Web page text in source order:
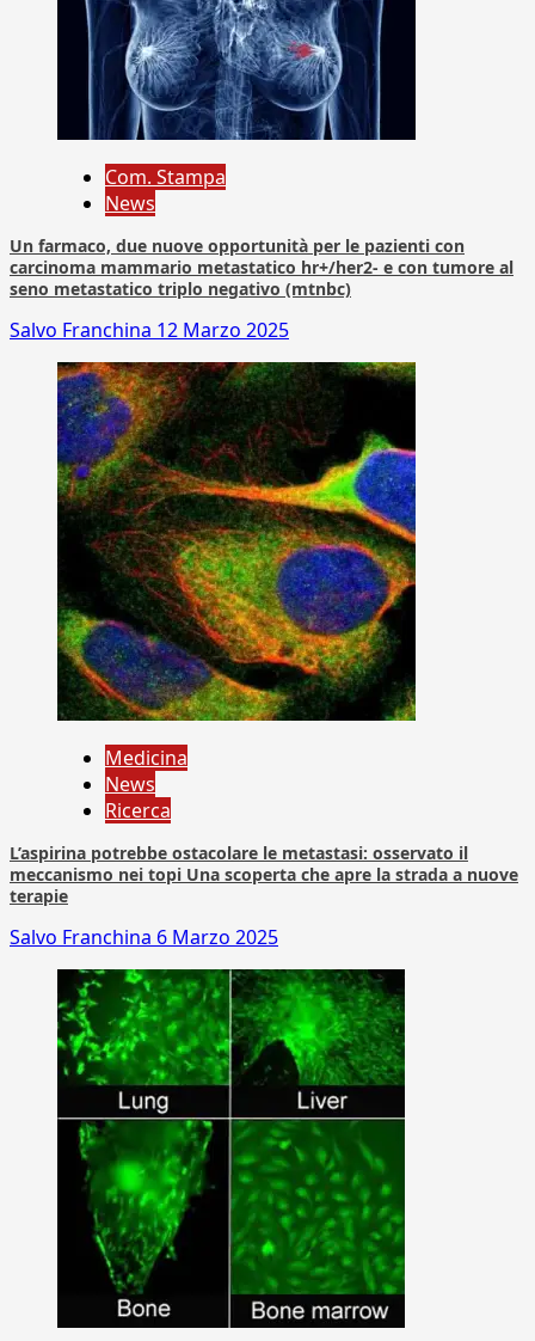
Com. Stampa
News
Un farmaco, due nuove opportunità per le pazienti con
carcinoma mammario metastatico hr+/her2- e con tumore al
seno metastatico triplo negativo (mtnbc)
Salvo Franchina 12 Marzo 2025
Medicina
News
Ricerca
L’aspirina potrebbe ostacolare le metastasi: osservato il
meccanismo nei topi Una scoperta che apre la strada a nuove
terapie
Salvo Franchina 6 Marzo 2025